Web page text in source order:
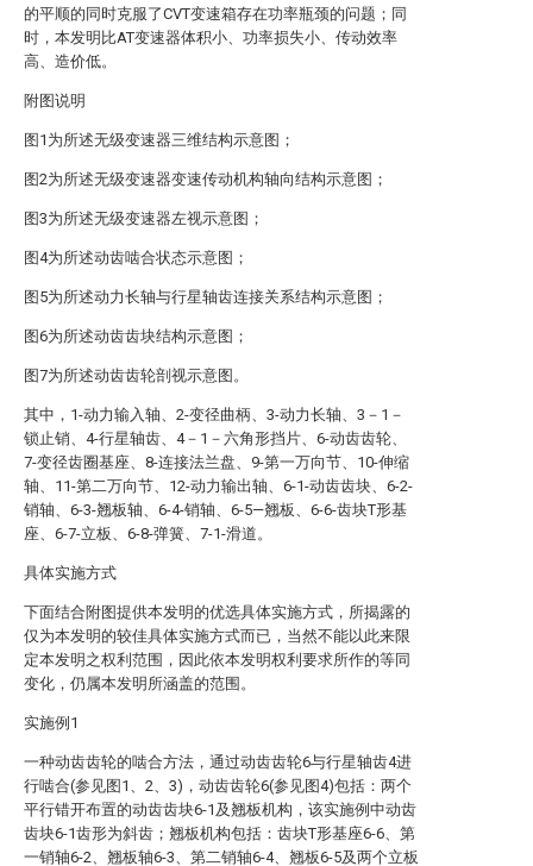
的平顺的同时克服了CVT变速箱存在功率瓶颈的问题；同
时，本发明比AT变速器体积小、功率损失小、传动效率
高、造价低。
附图说明
图1为所述无级变速器三维结构示意图；
图2为所述无级变速器变速传动机构轴向结构示意图；
图3为所述无级变速器左视示意图；
图4为所述动齿啮合状态示意图；
图5为所述动力长轴与行星轴齿连接关系结构示意图；
图6为所述动齿齿块结构示意图；
图7为所述动齿齿轮剖视示意图。
其中，1-动力输入轴、2-变径曲柄、3-动力长轴、3－1－
锁止销、4-行星轴齿、4－1－六角形挡片、6-动齿齿轮、
7-变径齿圈基座、8-连接法兰盘、9-第一万向节、10-伸缩
轴、11-第二万向节、12-动力输出轴、6-1-动齿齿块、6-2-
销轴、6-3-翘板轴、6-4-销轴、6-5—翘板、6-6-齿块T形基
座、6-7-立板、6-8-弹簧、7-1-滑道。
具体实施方式
下面结合附图提供本发明的优选具体实施方式，所揭露的
仅为本发明的较佳具体实施方式而已，当然不能以此来限
定本发明之权利范围，因此依本发明权利要求所作的等同
变化，仍属本发明所涵盖的范围。
实施例1
一种动齿齿轮的啮合方法，通过动齿齿轮6与行星轴齿4进
行啮合(参见图1、2、3)，动齿齿轮6(参见图4)包括：两个
平行错开布置的动齿齿块6-1及翘板机构，该实施例中动齿
齿块6-1齿形为斜齿；翘板机构包括：齿块T形基座6-6、第
一销轴6-2、翘板轴6-3、第二销轴6-4、翘板6-5及两个立板